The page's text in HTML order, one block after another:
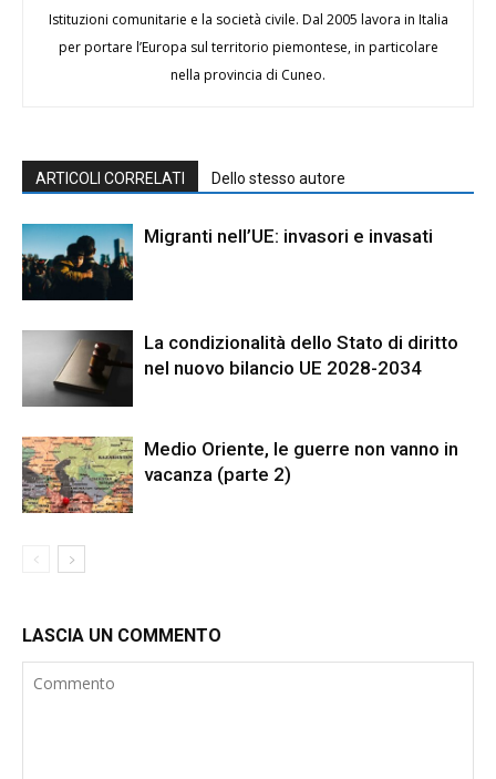
Istituzioni comunitarie e la società civile. Dal 2005 lavora in Italia
per portare l’Europa sul territorio piemontese, in particolare
nella provincia di Cuneo.
ARTICOLI CORRELATI Dello stesso autore
Migranti nell’UE: invasori e invasati
La condizionalità dello Stato di diritto
nel nuovo bilancio UE 2028-2034
Medio Oriente, le guerre non vanno in
vacanza (parte 2)
LASCIA UN COMMENTO